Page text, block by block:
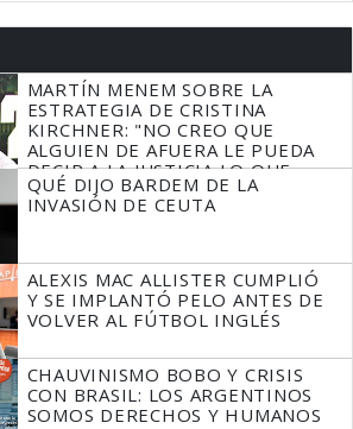
MARTÍN MENEM SOBRE LA
ESTRATEGIA DE CRISTINA
KIRCHNER: "NO CREO QUE
ALGUIEN DE AFUERA LE PUEDA
DECIR A LA JUSTICIA LO QUE
TIENE QUE HACER"
QUÉ DIJO BARDEM DE LA
INVASIÓN DE CEUTA
ALEXIS MAC ALLISTER CUMPLIÓ
Y SE IMPLANTÓ PELO ANTES DE
VOLVER AL FÚTBOL INGLÉS
CHAUVINISMO BOBO Y CRISIS
CON BRASIL: LOS ARGENTINOS
SOMOS DERECHOS Y HUMANOS